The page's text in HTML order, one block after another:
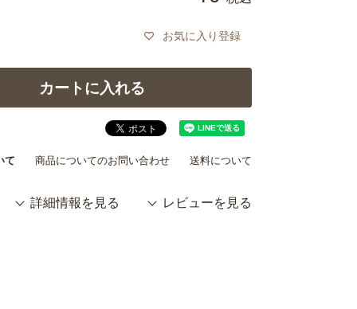
お気に入り登録
カートに入れる
て 商品についてのお問い合わせ 送料について
詳細情報を見る レビューを見る